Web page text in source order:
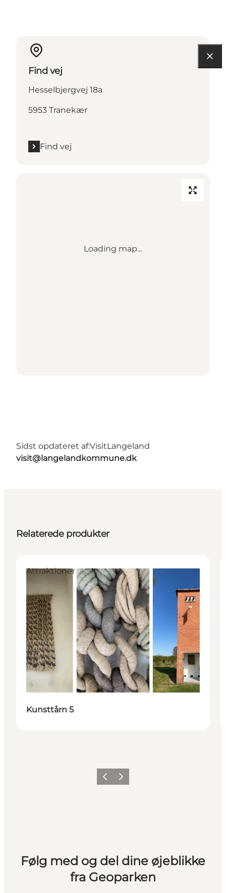
Find vej
Hesselbjergvej 18a
5953 Tranekær
Find vej
Loading map...
Sidst opdateret af:VisitLangeland
visit@langelandkommune.dk
Relaterede produkter
Attraktioner
Kunsttårn 5
ForrigeNæste
Følg med og del dine øjeblikke
fra Geoparken